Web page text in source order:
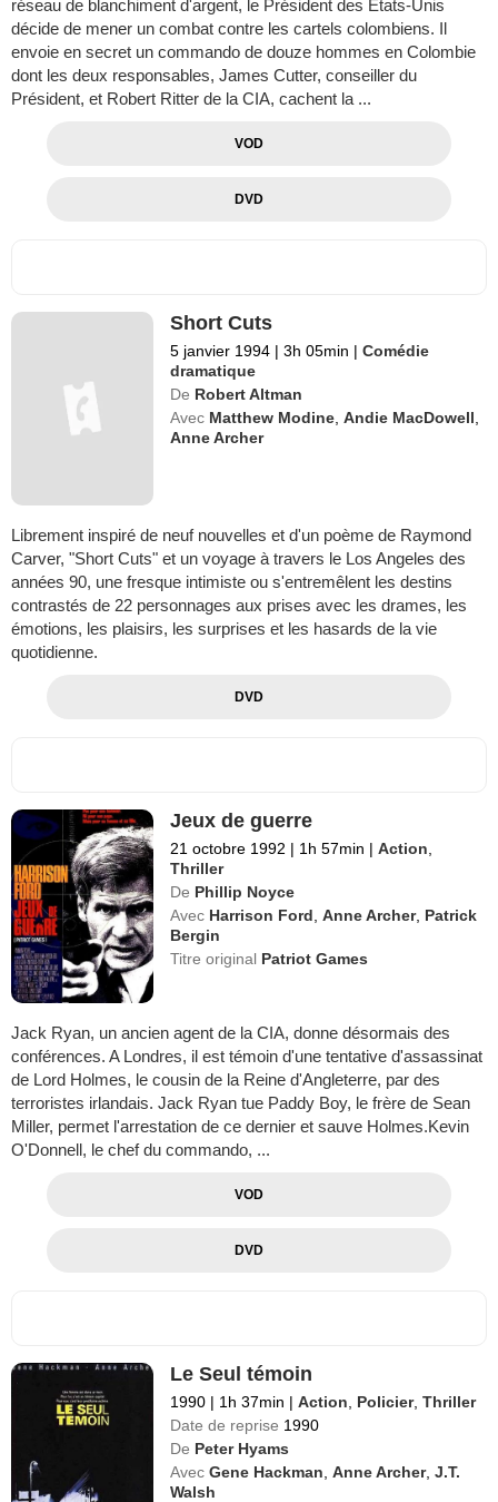
réseau de blanchiment d'argent, le Président des Etats-Unis
décide de mener un combat contre les cartels colombiens. Il
envoie en secret un commando de douze hommes en Colombie
dont les deux responsables, James Cutter, conseiller du
Président, et Robert Ritter de la CIA, cachent la ...
VOD
DVD
Short Cuts
5 janvier 1994 | 3h 05min | Comédie
dramatique
De Robert Altman
Avec Matthew Modine ,Andie MacDowell
Anne Archer
Librement inspiré de neuf nouvelles et d'un poème de Raymond
Carver, "Short Cuts" et un voyage à travers le Los Angeles des
années 90, une fresque intimiste ou s'entremêlent les destins
contrastés de 22 personnages aux prises avec les drames, les
émotions, les plaisirs, les surprises et les hasards de la vie
quotidienne.
DVD
Jeux de guerre
21 octobre 1992 | 1h 57min | Action
Thriller
De Phillip Noyce
Avec Harrison Ford ,Anne Archer, Patrick
Bergin
Titre original Patriot Games
Jack Ryan, un ancien agent de la CIA, donne désormais des
conférences. A Londres, il est témoin d'une tentative d'assassinat
de Lord Holmes, le cousin de la Reine d'Angleterre, par des
terroristes irlandais. Jack Ryan tue Paddy Boy, le frère de Sean
Miller, permet l'arrestation de ce dernier et sauve Holmes.Kevin
O'Donnell, le chef du commando, ...
VOD
DVD
Le Seul témoin
1990 | 1h 37min | Action Policier,Thriller
Date de reprise 1990
De Peter Hyams
Avec Gene Hackman ,Anne Archer,J.T.
Walsh